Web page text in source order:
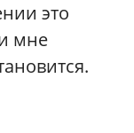
это
мне